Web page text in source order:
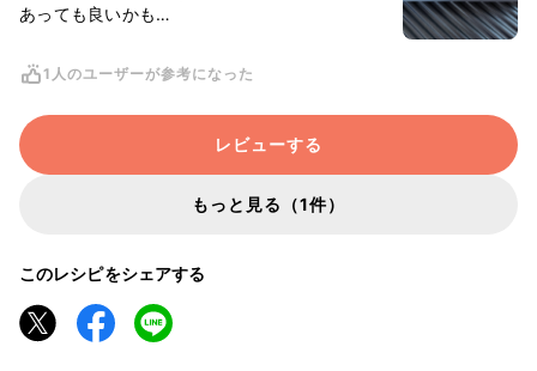
あっても良いかも…
1人のユーザーが参考になった
レビューする
もっと見る（1件）
このレシピをシェアする